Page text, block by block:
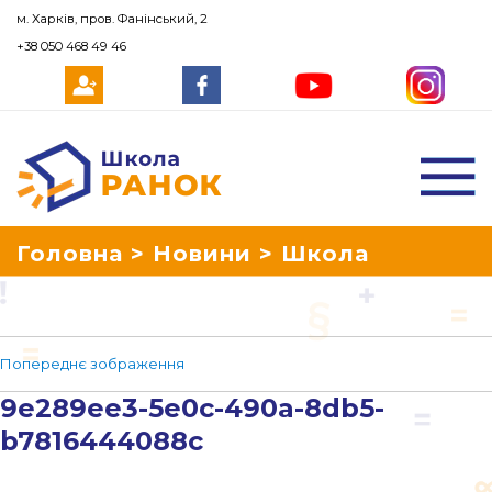
Школа Ранок
Головна > Новини > Школа
«Ранок» вітає всіх учнів, вчителів
та батьків із початком нового
навчального року>
Попереднє зображення
9e289ee3-5e0c-490a-8db5-
b7816444088c
м. Харків, пров. Фанінський, 2
+38 050 468 49 46